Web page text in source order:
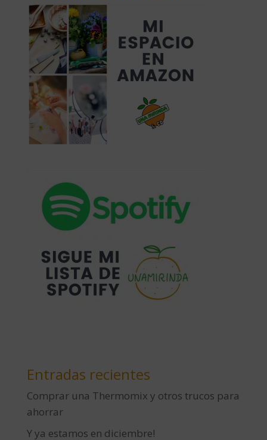
Entradas recientes
Comprar una Thermomix y otros trucos para
ahorrar
Y ya estamos en diciembre!